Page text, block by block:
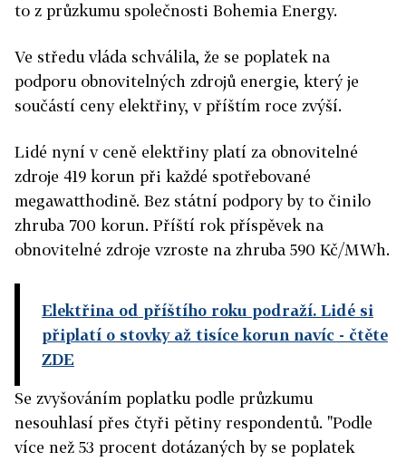
to z průzkumu společnosti Bohemia Energy.
Ve středu vláda schválila, že se poplatek na
podporu obnovitelných zdrojů energie, který je
součástí ceny elektřiny, v příštím roce zvýší.
Lidé nyní v ceně elektřiny platí za obnovitelné
zdroje 419 korun při každé spotřebované
megawatthodině. Bez státní podpory by to činilo
zhruba 700 korun. Příští rok příspěvek na
obnovitelné zdroje vzroste na zhruba 590 Kč/MWh.
Elektřina od příštího roku podraží. Lidé si
připlatí o stovky až tisíce korun navíc - čtěte
ZDE
Se zvyšováním poplatku podle průzkumu
nesouhlasí přes čtyři pětiny respondentů. "Podle
více než 53 procent dotázaných by se poplatek